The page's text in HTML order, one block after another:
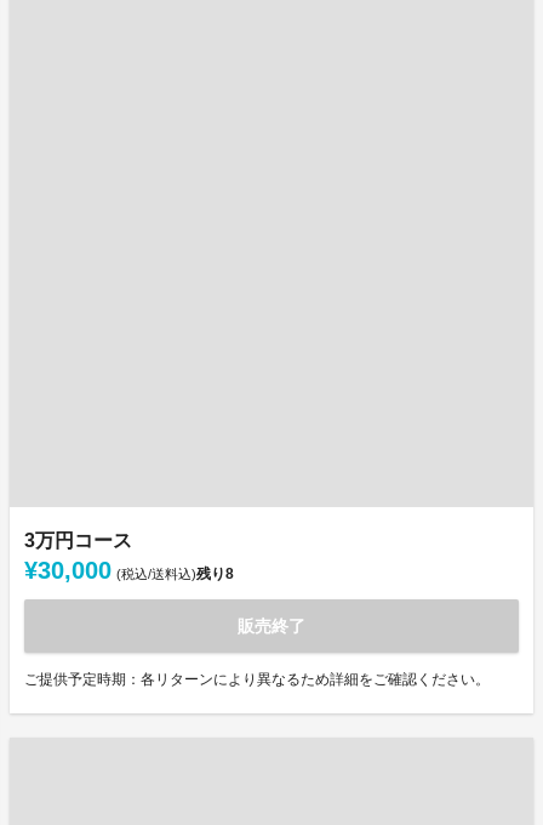
3万円コース
¥30,000 (税込/送料込)残り8
販売終了
ご提供予定時期：各リターンにより異なるため詳細をご確認ください。